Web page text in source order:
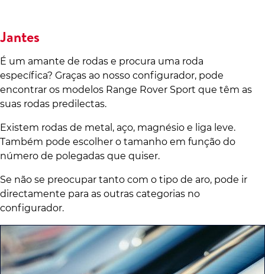
Jantes
É um amante de rodas e procura uma roda
específica? Graças ao nosso configurador, pode
encontrar os modelos Range Rover Sport que têm as
suas rodas predilectas.
Existem rodas de metal, aço, magnésio e liga leve.
Também pode escolher o tamanho em função do
número de polegadas que quiser.
Se não se preocupar tanto com o tipo de aro, pode ir
directamente para as outras categorias no
configurador.